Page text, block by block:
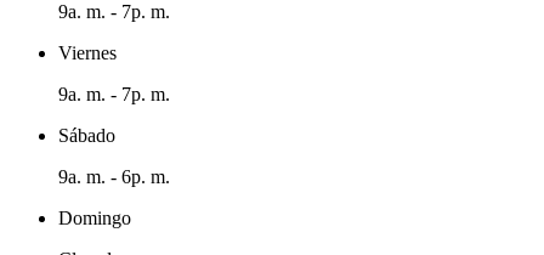
9a. m. - 7p. m.
Viernes
9a. m. - 7p. m.
Sábado
9a. m. - 6p. m.
Domingo